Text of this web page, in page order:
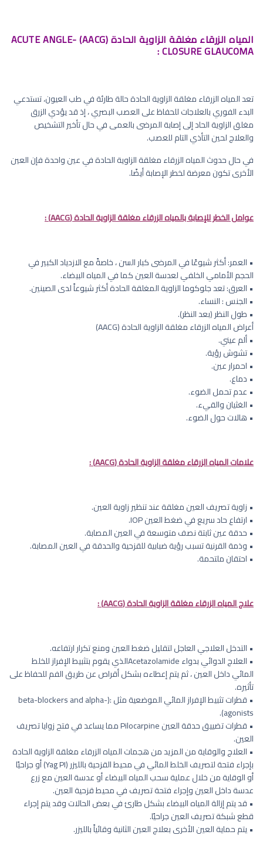
المياه الزرقاء مغلقة الزاوية الحادة (AACG) ACUTE ANGLE-
CLOSURE GLAUCOMA :
تعد المياه الزرقاء مغلقة الزاوية الحادة حالة طارئة في طب العيون، تستدعي
البدء الفوري بالعلاجات للحفاظ على العصب البصري ، إذ قد يؤدي الزرق
مغلق الزاوية الحاد إلى إصابة المرضى بالعمى في حال تأخير التشخيص
والعلاج لحين التأذي التام للعصب.
في حال حدوث المياه الزرقاء مغلقة الزاوية الحادة في عين واحدة فإن العين
الأخرى تكون معرضة لخطر الإصابة أيضًا.
عوامل الخطر للإصابة بالمياه الزرقاء مغلقة الزاوية الحادة (AACG) :
• العمر: أكثر شيوعًا في المرضى كبار السن ، خاصةً مع الازدياد الكبير في
الحجم الأمامي الخلفي لعدسة العين كما في المياه البيضاء.
• العرق: تعد جلوكوما الزاوية المغلقة الحادة أكثر شيوعاً لدى الصينين.
• الجنس : النساء.
• طول النظر (بعد النظر).
أعراض المياه الزرقاء مغلقة الزاوية الحادة (AACG)
• ألم عيني.
• تشوش رؤية.
• احمرار عين.
• دماع.
• عدم تحمل الضوء.
• الغثيان والقيء.
• هالات حول الضوء.
علامات المياه الزرقاء مغلقة الزاوية الحادة (AACG) :
• زاوية تصريف العين مغلقة عند تنظير زاوية العين.
• ارتفاع حاد سريع في ضغط العين IOP.
• حدقة عين ثابتة نصف متوسعة في العين المصابة.
• وذمة القرنية تسبب رؤية ضبابية للقزحية والحدقة في العين المصابة.
• احتقان ملتحمة.
علاج المياه الزرقاء مغلقة الزاوية الحادة (AACG) :
• التدخل العلاجي العاجل لتقليل ضغط العين ومنع تكرار ارتفاعه.
• العلاج الدوائي بدواء Acetazolamideالذي يقوم بتثبيط الإفراز للخلط
المائي داخل العين ، ثم يتم إعطاءه بشكل أقراص عن طريق الفم للحفاظ على
تأثيره.
• قطرات تثبيط الإفراز المائي الموضعية مثل :(beta-blockers and alpha-
agonists).
• قطرات تضييق حدقة العين Pilocarpine مما يساعد في فتح زوايا تصريف
العين.
• العلاج والوقاية من المزيد من هجمات المياه الزرقاء مغلقة الزاوية الحادة
بإجراء فتحة لتصريف الخلط المائي في محيط القزحية بالليزر (Yag PI) أو جراحيًا
أو الوقاية من خلال عملية سحب المياه البيضاء أو عدسة العين مع زرع
عدسة داخل العين وإجراء فتحة تصريف في محيط قزحية العين.
• قد يتم إزالة المياه البيضاء بشكل طارئ في بعض الحالات وقد يتم إجراء
قطع شبكة تصريف العين جراحيًا.
• يتم حماية العين الأخرى بعلاج العين الثانية وقائياً بالليزر.